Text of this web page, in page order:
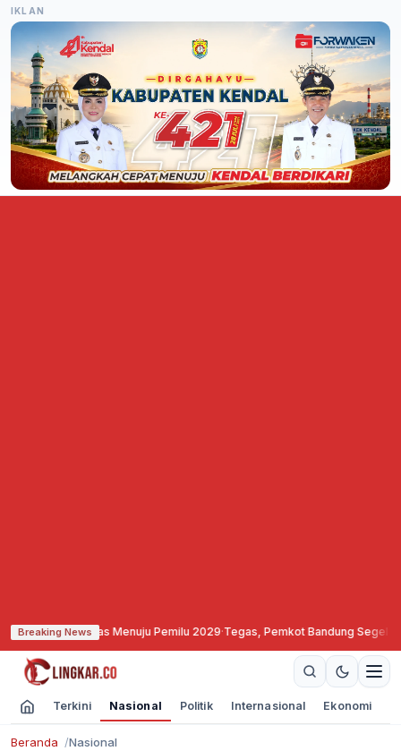
IKLAN
Breaking News
Menuju Pemilu 2029·Tegas, Pemkot Bandung Segel dan Bekukan Izin
Terkini Nasional Politik Internasional Ekonomi
Beranda Nasional